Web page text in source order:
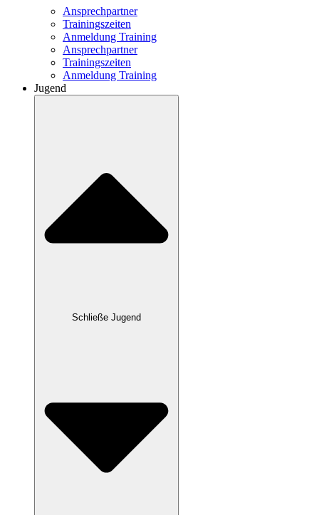
Ansprechpartner
Trainingszeiten
Anmeldung Training
Ansprechpartner
Trainingszeiten
Anmeldung Training
Jugend
Schließe Jugend